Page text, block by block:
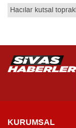
Hacılar kutsal
KURUMSAL